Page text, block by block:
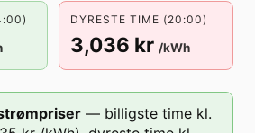
DYRESTE TIME (20:00)
3,036 kr /kWh
— billigste time kl.